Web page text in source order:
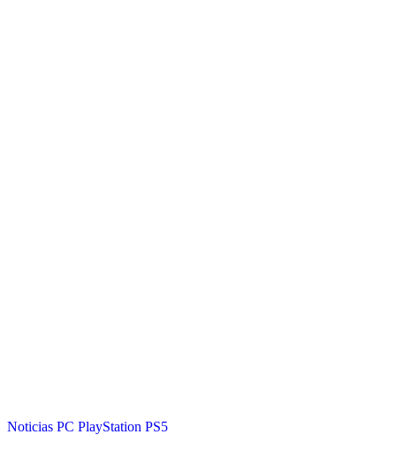
Noticias PC PlayStation PS5